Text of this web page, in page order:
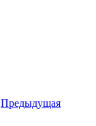
Предыдущая